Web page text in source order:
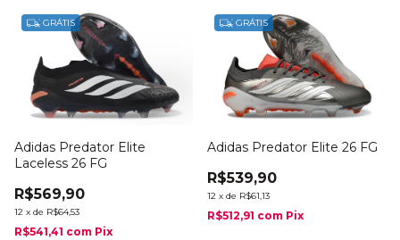
GRÁTIS
Adidas Predator Elite
Laceless 26 FG
R$569,90
12 x de R$64,53
R$541,41 com Pix
GRÁTIS
Adidas Predator Elite 26 FG
R$539,90
12 x de R$61,13
R$512,91 com Pix